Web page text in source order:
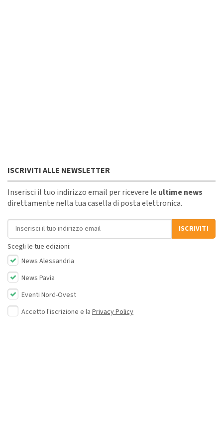
ISCRIVITI ALLE NEWSLETTER
Inserisci il tuo indirizzo email per ricevere le ultime news
direttamente nella tua casella di posta elettronica.
Indirizzo email
ISCRIVITI
Scegli le tue edizioni:
News Alessandria
News Pavia
Eventi Nord-Ovest
Accetto l'iscrizione e la Privacy Policy